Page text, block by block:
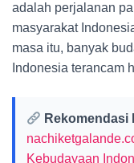
adalah perjalanan
masyarakat
masa itu, banyak
Indonesia terancam
Rekomendasi
Kebudayaan